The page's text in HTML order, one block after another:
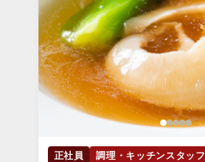
正社員 調理・キッチンスタッフ